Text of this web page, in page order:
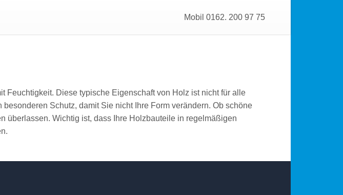
Mobil 0162. 200 97 75
Feuchtigkeit. Diese typische Eigenschaft von Holz ist nicht für alle
Schutz, damit Sie nicht Ihre Form verändern. Ob schöne
überlassen. Wichtig ist, dass Ihre Holzbauteile in regelmäßigen